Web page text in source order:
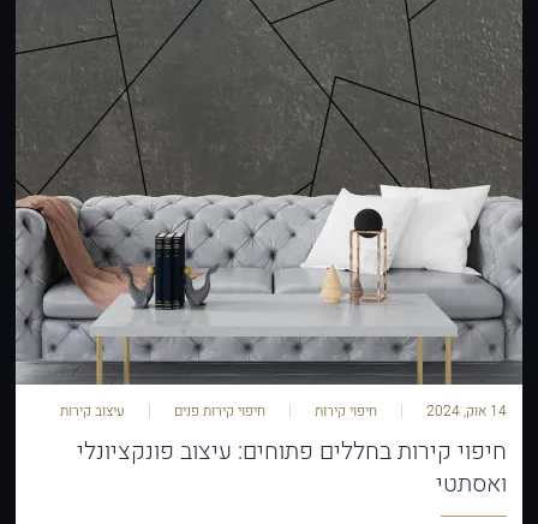
14 אוק, 2024 חיפוי קירות חיפוי קירות פנים עיצוב קירות
חיפוי קירות בחללים פתוחים: עיצוב פונקציונלי
ואסתטי